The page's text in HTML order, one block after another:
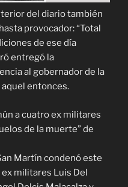
del diario también
provocador: “Total
de ese día
entregó la
al gobernador de la
entonces.
a cuatro ex militares
de la muerte” de
Martín condenó este
militares Luis Del